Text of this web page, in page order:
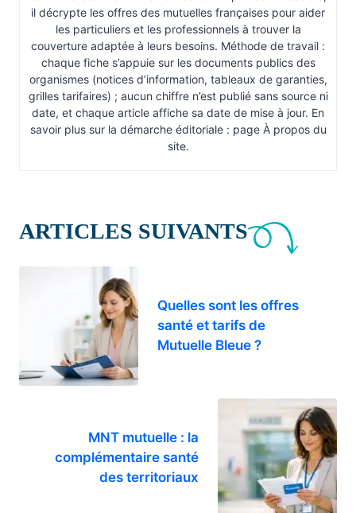
il décrypte les offres des mutuelles françaises pour aider
les particuliers et les professionnels à trouver la
couverture adaptée à leurs besoins. Méthode de travail :
chaque fiche s’appuie sur les documents publics des
organismes (notices d’information, tableaux de garanties,
grilles tarifaires) ; aucun chiffre n’est publié sans source ni
date, et chaque article affiche sa date de mise à jour. En
savoir plus sur la démarche éditoriale : page À propos du
site.
ARTICLES SUIVANTS
Quelles sont les offres
santé et tarifs de
Mutuelle Bleue ?
MNT mutuelle : la
complémentaire santé
des territoriaux